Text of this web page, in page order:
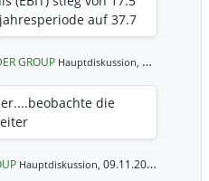
auf 37.7
erhöhte sich
Prozentpunkte auf
12.7 Mio. EUR). Die
in exklusiver
Übernahme einer
Caladair.
GROUP Hauptdiskussion,
die
Hauptdiskussion, 09.11.2020 17:33 Uhr